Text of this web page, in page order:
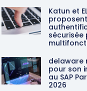
Katun et
sécurisée
delaware
pour son
au SAP
2026